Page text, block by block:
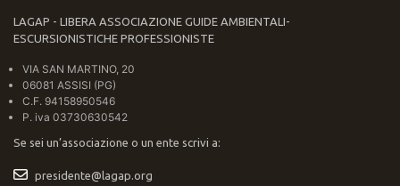
LAGAP - LIBERA ASSOCIAZIONE GUIDE AMBIENTALI-
ESCURSIONISTICHE PROFESSIONISTE
VIA SAN MARTINO, 20
06081 ASSISI (PG)
C.F. 94158950546
P. iva 03730630542
Se sei un’associazione o un ente scrivi a:
presidente@lagap.org